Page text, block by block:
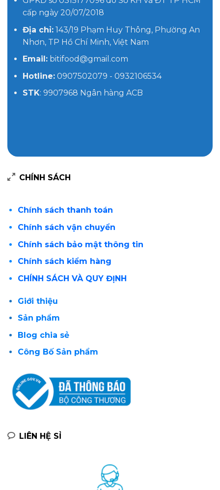
cấp ngày 20/07/2018
Địa chỉ:143/19 Phạm Huy Thông, Phường An
Nhơn, TP Hồ Chí Minh, Việt Nam
Email:bitifood@gmail.com
Hotline:0907502079 - 0932106534
STK: 9907968 Ngân hàng ACB
CHÍNH SÁCH
Chính sách thanh toán
Chính sách vận chuyển
Chính sách bảo mật thông tin
Chính sách kiểm hàng
CHÍNH SÁCH VÀ QUY ĐỊNH
Giới thiệu
Sản phẩm
Blog chia sẻ
Công Bố Sản phẩm
LIÊN HỆ SỈ